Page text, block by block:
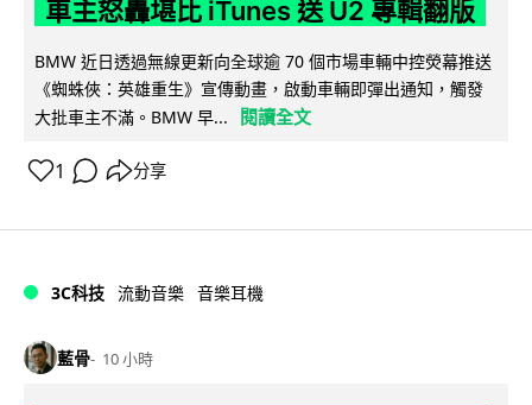
車主怒轟堪比 iTunes 送 U2 專輯翻版
BMW 近日透過無線更新向全球逾 70 個市場車輛中控熒幕推送
《蜘蛛俠：英雄重生》宣傳動畫，啟動車輛即彈出通知，觸發
大批車主不滿。BMW 早...
閱讀全文
1 分享
3C科技 流動音樂 音樂耳機
藍骨 10 小時